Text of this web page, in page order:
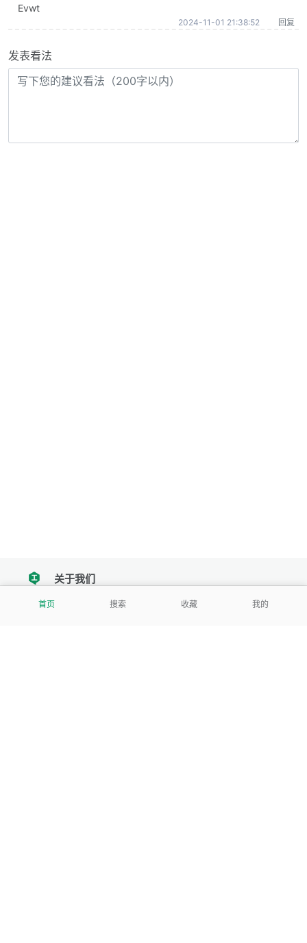
Evwt
2024-11-01 21:38:52 回复
发表看法
首页 搜索 收藏 我的
tencent关于我们
我们努力把每一个工具做成批量处理的产品